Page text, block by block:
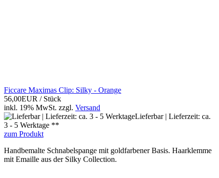
Ficcare Maximas Clip: Silky - Orange
56,00EUR / Stück
inkl. 19% MwSt. zzgl. Versand
Lieferbar | Lieferzeit: ca.
3 - 5 Werktage **
zum Produkt
Handbemalte Schnabelspange mit goldfarbener Basis. Haarklemme
mit Emaille aus der Silky Collection.